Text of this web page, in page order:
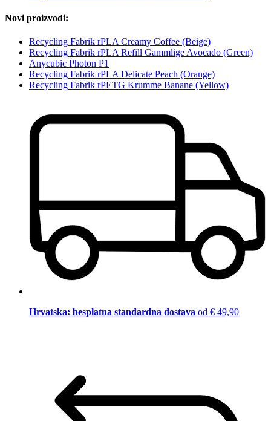
Novi proizvodi:
Recycling Fabrik rPLA Creamy Coffee (Beige)
Recycling Fabrik rPLA Refill Gammlige Avocado (Green)
Anycubic Photon P1
Recycling Fabrik rPLA Delicate Peach (Orange)
Recycling Fabrik rPETG Krumme Banane (Yellow)
Hrvatska: besplatna standardna dostava od € 49,90